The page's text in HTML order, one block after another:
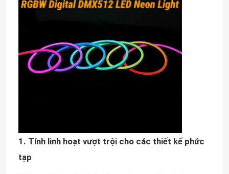
1. Tính linh hoạt vượt trội cho các thiết kế phức
tạp